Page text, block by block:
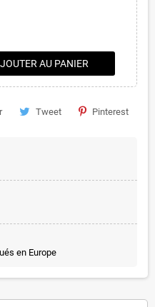
AU PANIER
Tweet Pinterest
en Europe